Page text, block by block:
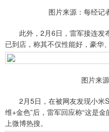
图片来源：每经记
此外，2月6日，雷军接连发
已到店，称其不仅性能好，豪华
图片来
2月5日，在被网友发现小米
维+金色”后，雷军回应称“这是
上微博热搜。